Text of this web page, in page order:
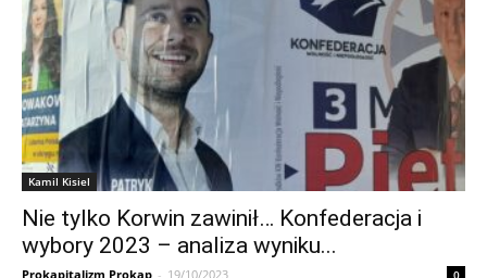
Kamil Kisiel
Nie tylko Korwin zawinił… Konfederacja i
wybory 2023 – analiza wyniku...
Prokapitalizm Prokap - 19/10/2023 0